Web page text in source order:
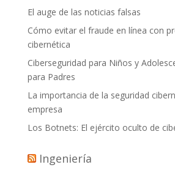
El auge de las noticias falsas
Cómo evitar el fraude en línea con
cibernética
Ciberseguridad para Niños y
para Padres
La importancia de la seguridad
empresa
Los Botnets: El ejército oculto de
Ingeniería